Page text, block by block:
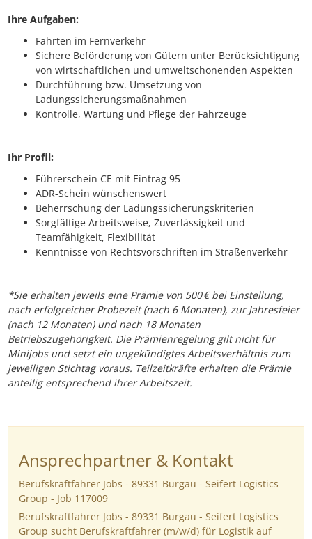
Ihre Aufgaben:
Fahrten im Fernverkehr
Sichere Beförderung von Gütern unter Berücksichtigung
von wirtschaftlichen und umweltschonenden Aspekten
Durchführung bzw. Umsetzung von
Ladungssicherungsmaßnahmen
Kontrolle, Wartung und Pflege der Fahrzeuge
Ihr Profil:
Führerschein CE mit Eintrag 95
ADR-Schein wünschenswert
Beherrschung der Ladungssicherungskriterien
Sorgfältige Arbeitsweise, Zuverlässigkeit und
Teamfähigkeit, Flexibilität
Kenntnisse von Rechtsvorschriften im Straßenverkehr
*Sie erhalten jeweils eine Prämie von 500 € bei Einstellung,
nach erfolgreicher Probezeit (nach 6 Monaten), zur Jahresfeier
(nach 12 Monaten) und nach 18 Monaten
Betriebszugehörigkeit. Die Prämienregelung gilt nicht für
Minijobs und setzt ein ungekündigtes Arbeitsverhältnis zum
jeweiligen Stichtag voraus. Teilzeitkräfte erhalten die Prämie
anteilig entsprechend ihrer Arbeitszeit.
Ansprechpartner & Kontakt
Berufskraftfahrer Jobs - 89331 Burgau - Seifert Logistics
Group - Job 117009
Berufskraftfahrer Jobs - 89331 Burgau - Seifert Logistics
Group sucht Berufskraftfahrer (m/w/d) für Logistik auf